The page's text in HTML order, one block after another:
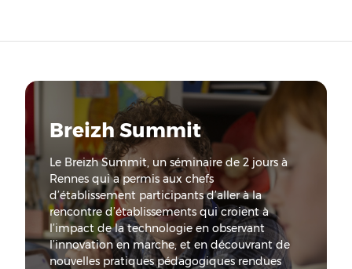
Breizh Summit
Le Breizh Summit, un séminaire de 2 jours à
Rennes qui a permis aux chefs
d’établissement participants d’aller à la
rencontre d’établissements qui croient à
l’impact de la technologie en observant
l’innovation en marche, et en découvrant de
nouvelles pratiques pédagogiques rendues